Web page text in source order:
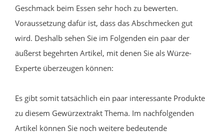
Geschmack beim Essen sehr hoch zu bewerten.
Voraussetzung dafür ist, dass das Abschmecken gut
wird. Deshalb sehen Sie im Folgenden ein paar der
äußerst begehrten Artikel, mit denen Sie als Würze-
Experte überzeugen können:
Es gibt somit tatsächlich ein paar interessante Produkte
zu diesem Gewürzextrakt Thema. Im nachfolgenden
Artikel können Sie noch weitere bedeutende